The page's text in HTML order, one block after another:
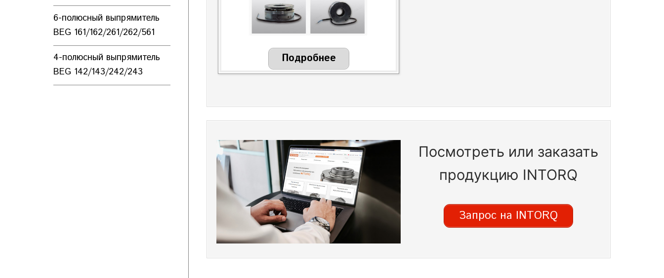
Подробнее
Посмотреть или заказать
продукцию INTORQ
Запрос на INTORQ
6-полюсный выпрямитель
BEG 161/162/261/262/561
4-полюсный выпрямитель
BEG 142/143/242/243